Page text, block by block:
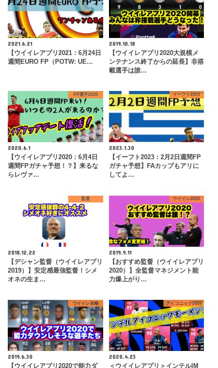
2021.6.21
【ウイイレアプリ2021：6月24日
週間EURO FP（POTW: UE…
2019.10.18
【ウイイレアプリ2020大規模メ
ンテナンス終了からの延長】非搭
載選手は誰…
FP選手2020
2020.6.1
【ウイイレアプリ2020：6月4日
週間FPガチャ予想！？】来るな
らレヴァ…
イーフト2023
2023.1.30
【イーフト2023：2月2日週間FP
ガチャ予想】FAカップもアリに
してよ…
監督
2018.12.22
【デシャン監督（ウイイレアプリ
2019）】安定感最強監督！シメ
オネの生ま…
ウイイレ2020
2019.9.11
【おすすめ監督（ウイイレアプリ
2020）】全監督マネジメント能
力爆上がり…
ウイイレ攻略
2019.6.30
【ウイイレアプリ2020で能力ダ
アイコニック2020
2020.4.23
＜ウイイレアプリ＞インテルIM